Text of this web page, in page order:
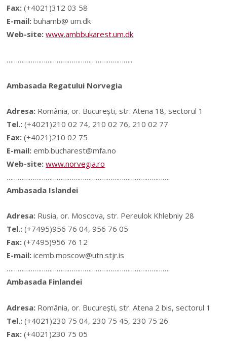
Fax: (+4021)312 03 58
E-mail: buhamb@ um.dk
Web-site:www.ambbukarest.um.dk
…………………………………………………………..
Ambasada Regatului Norvegia
Adresa: România, or. Bucureşti, str. Atena 18, sectorul 1
Tel.: (+4021)210 02 74, 210 02 76, 210 02 77
Fax: (+4021)210 02 75
E-mail: emb.bucharest@mfa.no
Web-site: www.norvegia.ro
…………………………………………………………………………….
Ambasada Islandei
Adresa: Rusia, or. Moscova, str. Pereulok Khlebniy 28
Tel.: (+7495)956 76 04, 956 76 05
Fax: (+7495)956 76 12
E-mail: icemb.moscow@utn.stjr.is
…………………………………………………………………………….
Ambasada Finlandei
Adresa: România, or. Bucureşti, str. Atena 2 bis, sectorul 1
Tel.: (+4021)230 75 04, 230 75 45, 230 75 26
Fax: (+4021)230 75 05